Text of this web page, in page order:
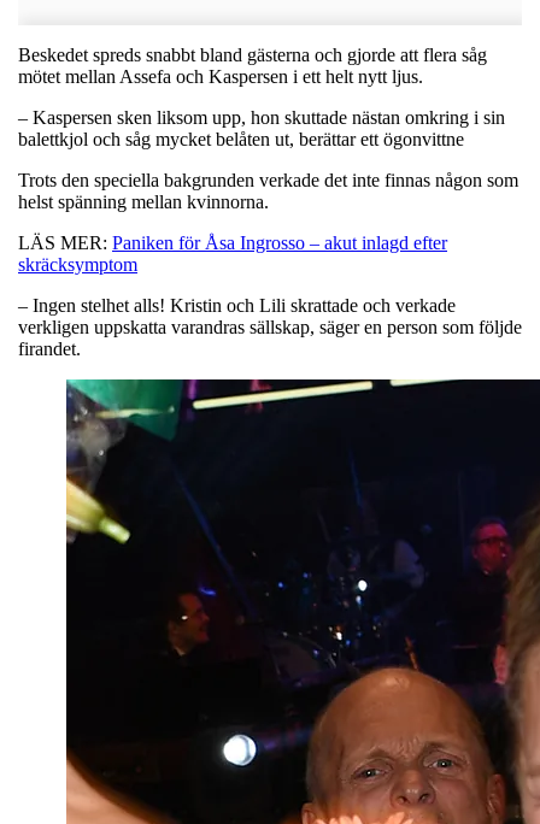
Beskedet spreds snabbt bland gästerna och gjorde att flera såg
mötet mellan Assefa och Kaspersen i ett helt nytt ljus.
– Kaspersen sken liksom upp, hon skuttade nästan omkring i sin
balettkjol och såg mycket belåten ut, berättar ett ögonvittne
Trots den speciella bakgrunden verkade det inte finnas någon som
helst spänning mellan kvinnorna.
LÄS MER: Paniken för Åsa Ingrosso – akut inlagd efter
skräcksymptom
– Ingen stelhet alls! Kristin och Lili skrattade och verkade
verkligen uppskatta varandras sällskap, säger en person som följde
firandet.